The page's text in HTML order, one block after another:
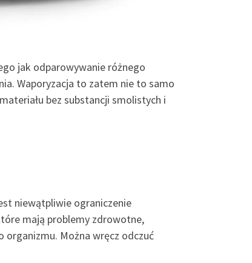
jak odparowywanie różnego
Waporyzacja to zatem nie to samo
bez substancji smolistych i
niewątpliwie ograniczenie
mają problemy zdrowotne,
organizmu. Można wręcz odczuć